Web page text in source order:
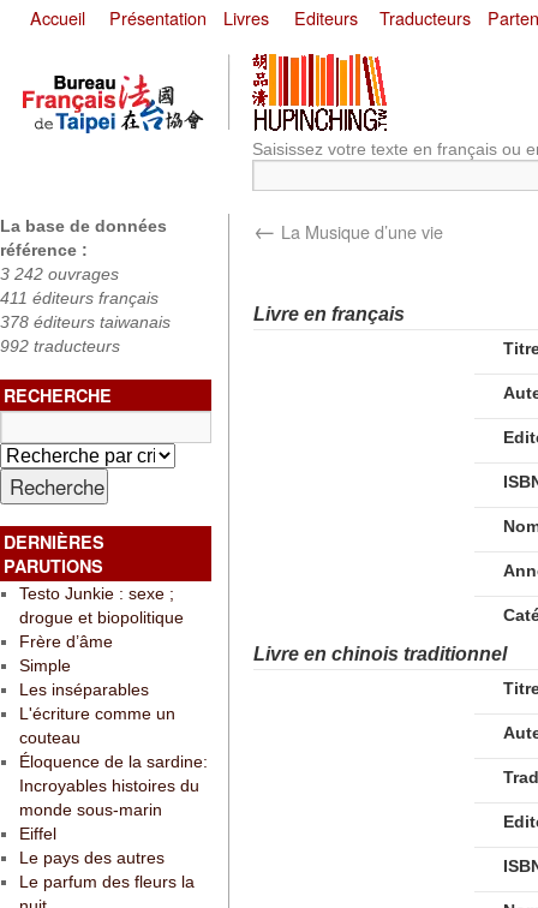
Accueil Présentation Livres Editeurs Traducteurs
Saisissez votre texte en français ou
La base de données
référence :
3 242 ouvrages
411 éditeurs français
378 éditeurs taiwanais
992 traducteurs
RECHERCHE
DERNIÈRES
PARUTIONS
Testo Junkie : sexe ;
drogue et biopolitique
Frère d’âme
Simple
Les inséparables
L'écriture comme un
couteau
Éloquence de la sardine:
Incroyables histoires du
monde sous-marin
Eiffel
Le pays des autres
Le parfum des fleurs la
← La Musique d’une vie
Livre en français
Livre en chinois traditionnel